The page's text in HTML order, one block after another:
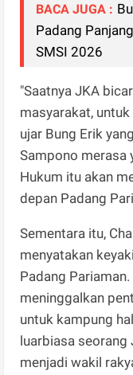
BACA JUGA :
Padang
SMSI 2026
"Saatnya JKA
masyarakat,
ujar Bung Erik
Sampono merasa
Hukum itu akan
depan Padang
Sementara itu,
menyatakan
Padang
meninggalkan
untuk kampung
luarbiasa seorang
menjadi wakil